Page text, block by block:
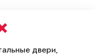
двери,